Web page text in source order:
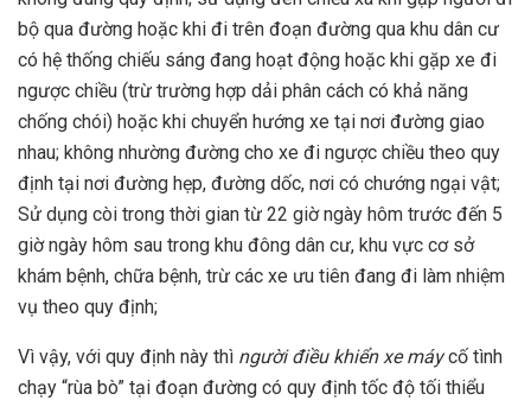
bộ qua đường hoặc khi đi trên đoạn đường qua khu dân cư
có hệ thống chiếu sáng đang hoạt động hoặc khi gặp xe đi
ngược chiều (trừ trường hợp dải phân cách có khả năng
chống chói) hoặc khi chuyển hướng xe tại nơi đường giao
nhau; không nhường đường cho xe đi ngược chiều theo quy
định tại nơi đường hẹp, đường dốc, nơi có chướng ngại vật;
Sử dụng còi trong thời gian từ 22 giờ ngày hôm trước đến 5
giờ ngày hôm sau trong khu đông dân cư, khu vực cơ sở
khám bệnh, chữa bệnh, trừ các xe ưu tiên đang đi làm nhiệm
vụ theo quy định;
Vì vậy, với quy định này thì người điều khiển xe máycố tình
chạy “rùa bò” tại đoạn đường có quy định tốc độ tối thiểu